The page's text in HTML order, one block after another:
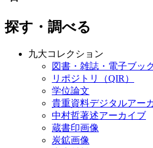
探す・調べる
九大コレクション
図書・雑誌・電子ブッ
リポジトリ（QIR）
学位論文
貴重資料デジタルアー
中村哲著述アーカイブ
蔵書印画像
炭鉱画像